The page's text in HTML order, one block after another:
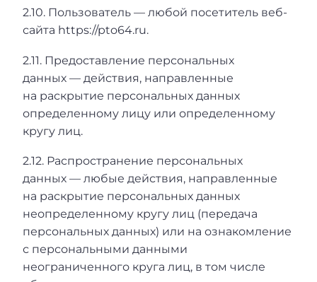
2.10. Пользователь — любой посетитель веб-
сайта https://pto64.ru.
2.11. Предоставление персональных
данных — действия, направленные
на раскрытие персональных данных
определенному лицу или определенному
кругу лиц.
2.12. Распространение персональных
данных — любые действия, направленные
на раскрытие персональных данных
неопределенному кругу лиц (передача
персональных данных) или на ознакомление
с персональными данными
неограниченного круга лиц, в том числе